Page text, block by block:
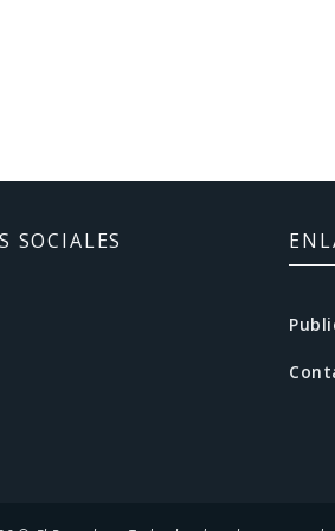
SOCIALES